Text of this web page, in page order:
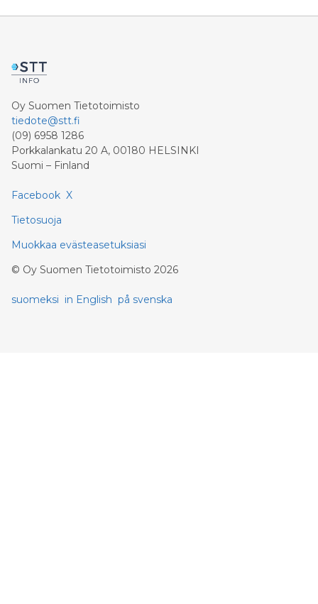
Oy Suomen Tietotoimisto
tiedote@stt.fi
(09) 6958 1286
Porkkalankatu 20 A, 00180 HELSINKI
Suomi – Finland
Facebook X
Tietosuoja
Muokkaa evästeasetuksiasi
© Oy Suomen Tietotoimisto 2026
suomeksi in English på svenska